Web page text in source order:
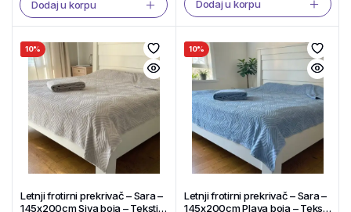
Dodaj u korpu Dodaj u korpu
10%
Letnji frotirni prekrivač – Sara –
145x200cm Siva boja – Tekstil
10%
Letnji frotirni prekrivač – Sara –
145x200cm Plava boja – Tekstil